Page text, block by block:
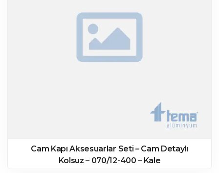
Cam Kapı Aksesuarlar Seti – Cam Detaylı
Kolsuz – 070/12-400 – Kale